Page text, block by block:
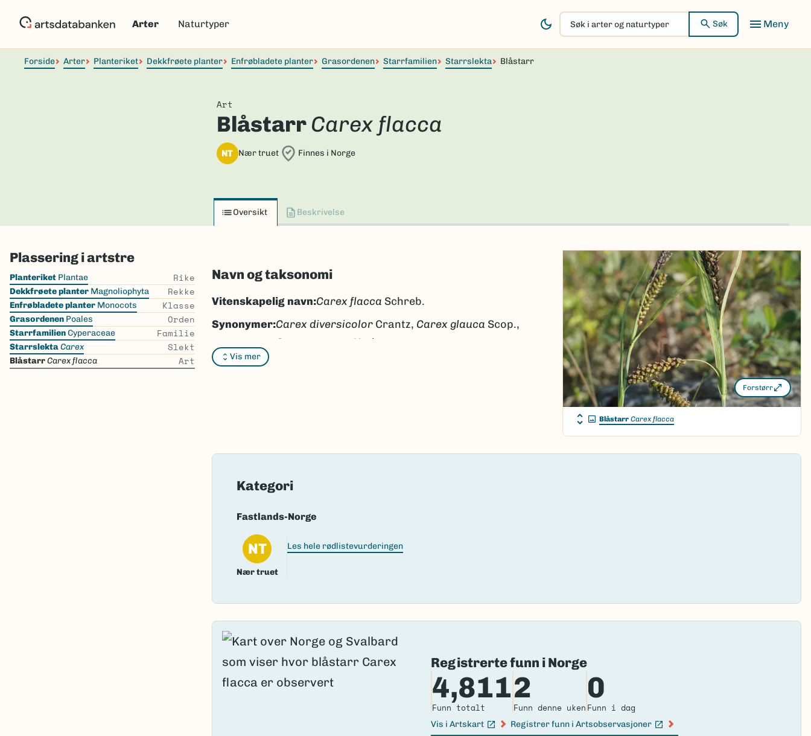
Arter Naturtyper
Søk
i
arter
Søk
Forside Arter Planteriket Dekkfrøete planter Enfrøbladete planter Grasordenen Starrfamilien Starrslekta Blåstarr
Art
Blåstarr Carex flacca
NT Nær truet Finnes i Norge
Oversikt Beskrivelse
Plassering i artstre
Skip
the
list
Planteriket Plantae Rike
Dekkfrøete planter Magnoliophyta Rekke
Enfrøbladete planter Monocots Klasse
Grasordenen Poales Orden
StarrfamilienCyperaceae Familie
StarrslektaCarex Slekt
BlåstarrCarex flacca Art
Navn og taksonomi
Vis mer
Vitenskapelig navn:Carex flacca Schreb.
Synonymer:Carex diversicolorCrantz, Carex glauca Scop.,
Carex recurva
Huds.
Bokmål:blåstarr
Takson ID:131282
Gå til Nortaxa for flere detaljer
Forstørr
Blåstarr Carex flacca
Kategori
Fastlands-Norge
NT
Nær truet
Les hele rødlistevurderingen
Registrerte funn i Norge
4,811
Funn totalt
2
Funn denne uken
0
Funn i dag
Vis i Artskart
(Ekstern lenke)
Registrer funn i Artsobservasjoner
(Ekstern lenke)